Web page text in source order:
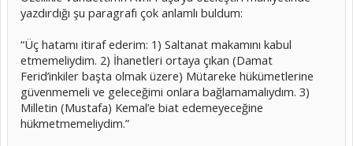
yazdırdığı şu paragrafı çok anlamlı buldum:
“Üç hatamı itiraf ederim: 1) Saltanat makamını kabul
etmemeliydim. 2) İhanetleri ortaya çıkan (Damat
Ferid’inkiler başta olmak üzere) Mütareke hükümetlerine
güvenmemeli ve geleceğimi onlara bağlamamalıydım. 3)
Milletin (Mustafa) Kemal’e biat edemeyeceğine
hükmetmemeliydim.”